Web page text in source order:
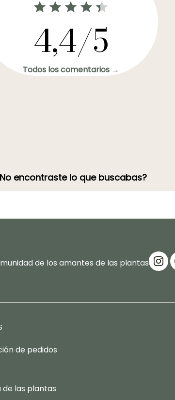
4,4/5
Todos los comentarios →
encontraste lo que buscabas?
de los amantes de las plantas
de pedidos
las plantas